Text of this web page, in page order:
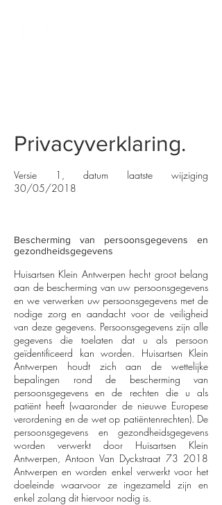
Privacyverklaring.
Versie 1, datum laatste wijziging
30/05/2018
Bescherming van persoonsgegevens en
gezondheidsgegevens
Huisartsen Klein Antwerpen hecht groot belang
aan de bescherming van uw persoonsgegevens
en we verwerken uw persoonsgegevens met de
nodige zorg en aandacht voor de veiligheid
van deze gegevens. Persoonsgegevens zijn alle
gegevens die toelaten dat u als persoon
geïdentificeerd kan worden. Huisartsen Klein
Antwerpen houdt zich aan de wettelijke
bepalingen rond de bescherming van
persoonsgegevens en de rechten die u als
patiënt heeft (waaronder de nieuwe Europese
verordening en de wet op patiëntenrechten). De
persoonsgegevens en gezondheidsgegevens
worden verwerkt door Huisartsen Klein
Antwerpen, Antoon Van Dyckstraat 73 2018
Antwerpen en worden enkel verwerkt voor het
doeleinde waarvoor ze ingezameld zijn en
enkel zolang dit hiervoor nodig is.